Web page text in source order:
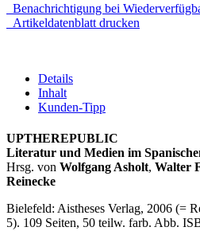
Benachrichtigung bei
Artikeldatenblatt drucken
Details
Inhalt
Kunden-Tipp
UPTHEREPUBLIC
Literatur und Medien im
Hrsg. von Wolfgang Asholt, Walter
Reinecke
Bielefeld: Aistheses Verlag, 2006 (=
5). 109 Seiten, 50 teilw. farb. Abb.